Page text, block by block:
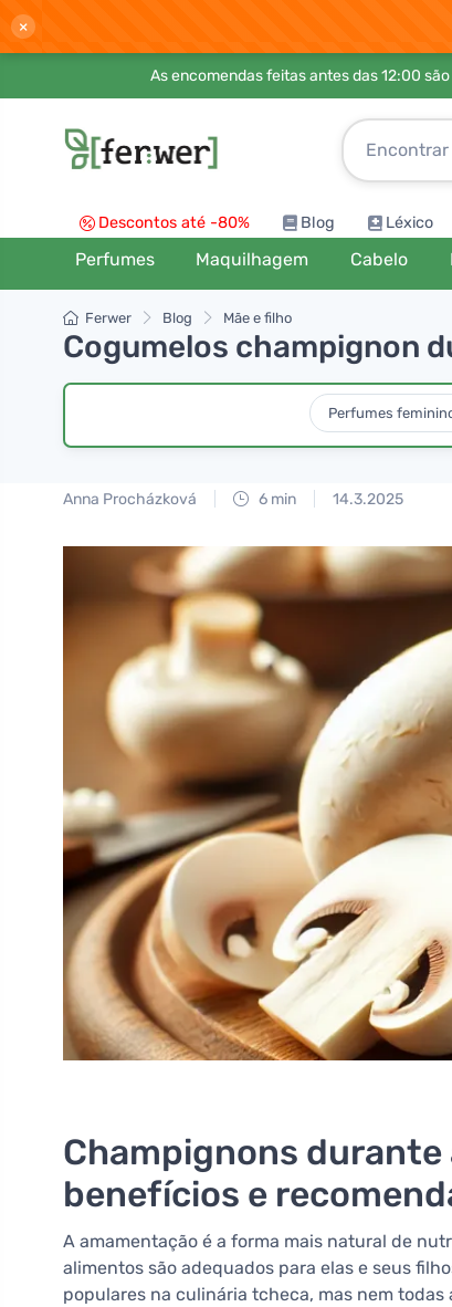
×
As encomendas feitas antes das 12:00
Descontos até -80% Blog Léxico
Perfumes Maquilhagem Cabelo
Ferwer Blog Mãe e filho
Cogumelos champignon
Perfumes
Anna Procházková 6 min 14.3.2025
Champignons durante
benefícios e
A amamentação é a forma mais natural de
alimentos são adequados para elas e seus
populares na culinária tcheca, mas nem